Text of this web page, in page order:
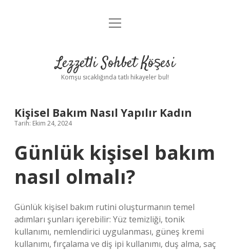
Anasayfa
Yasal Uyarı
menüyü
Lezzetli Sohbet Köşesi
Komşu sıcaklığında tatlı hikayeler bul!
Kişisel Bakım Nasıl Yapılır Kadın
Tarih: Ekim 24, 2024
Günlük kişisel bakım
nasıl olmalı?
Günlük kişisel bakım rutini oluşturmanın temel
adımları şunları içerebilir: Yüz temizliği, tonik
kullanımı, nemlendirici uygulanması, güneş kremi
kullanımı, fırçalama ve diş ipi kullanımı, duş alma, saç